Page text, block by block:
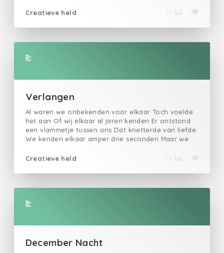
Creatieve held 37
Verlangen
Al waren we onbekenden voor elkaar Toch voelde
het aan Of wij elkaar al jaren kenden Er ontstond
een vlammetje tussen ons Dat knetterde van liefde
We kenden elkaar amper drie seconden Maar we
verlangen Wat er die nacht gebeurd Bestond
Creatieve held
December Nacht